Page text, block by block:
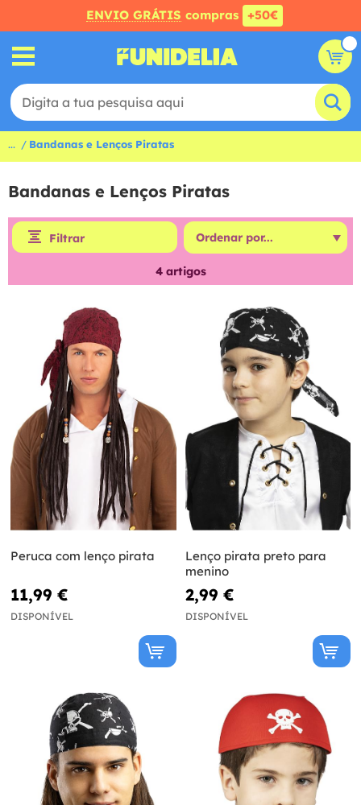
ENVIO GRÁTIS compras +50€
... Bandanas e Lenços Piratas
Bandanas e Lenços Piratas
Filtrar
4artigos
Peruca com lenço pirata
11,99 €
DISPONÍVEL
Lenço pirata preto para
menino
2,99 €
DISPONÍVEL